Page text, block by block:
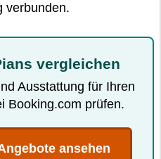
verbunden.
vergleichen
Ausstattung für Ihren
Booking.com prüfen.
ansehen